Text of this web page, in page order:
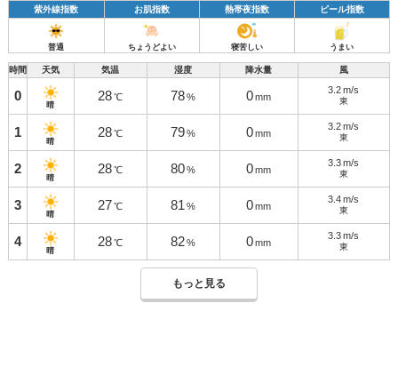
紫外線指数 お肌指数 熱帯夜指数 ビール指数
普通 ちょうどよい 寝苦しい うまい
時間 天気 気温 湿度 降水量 風
0
晴
28 ℃ 78 % 0 mm
3.2 m/s
東
1
晴
28 ℃ 79 % 0 mm
3.2 m/s
東
2
晴
28 ℃ 80 % 0 mm
3.3 m/s
東
3
晴
27 ℃ 81 % 0 mm
3.4 m/s
東
4
晴
28 ℃ 82 % 0 mm
3.3 m/s
東
もっと見る